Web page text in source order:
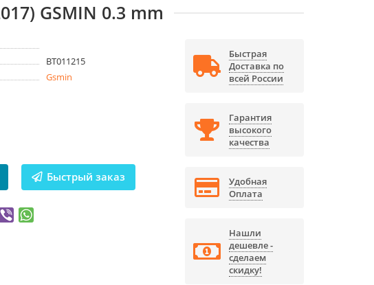
GSMIN 0.3 mm
BT011215
Gsmin
Быстрый заказ
Быстрая
Доставка по
всей России
Гарантия
высокого
качества
Удобная
Оплата
Нашли
дешевле -
сделаем
скидку!